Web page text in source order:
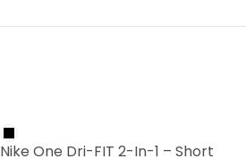
Nike One Dri-FIT 2-In-1 – Short